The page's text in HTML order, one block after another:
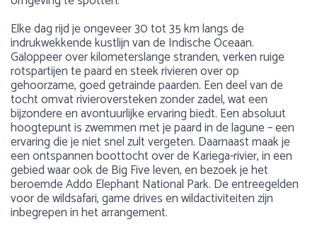
Elke dag rijd je ongeveer 30 tot 35 km langs de
indrukwekkende kustlijn van de Indische Oceaan.
Galoppeer over kilometerslange stranden, verken ruige
rotspartijen te paard en steek rivieren over op
gehoorzame, goed getrainde paarden. Een deel van de
tocht omvat rivieroversteken zonder zadel, wat een
bijzondere en avontuurlijke ervaring biedt. Een absoluut
hoogtepunt is zwemmen met je paard in de lagune – een
ervaring die je niet snel zult vergeten. Daarnaast maak je
een ontspannen boottocht over de Kariega-rivier, in een
gebied waar ook de Big Five leven, en bezoek je het
beroemde Addo Elephant National Park. De entreegelden
voor de wildsafari, game drives en wildactiviteiten zijn
inbegrepen in het arrangement.